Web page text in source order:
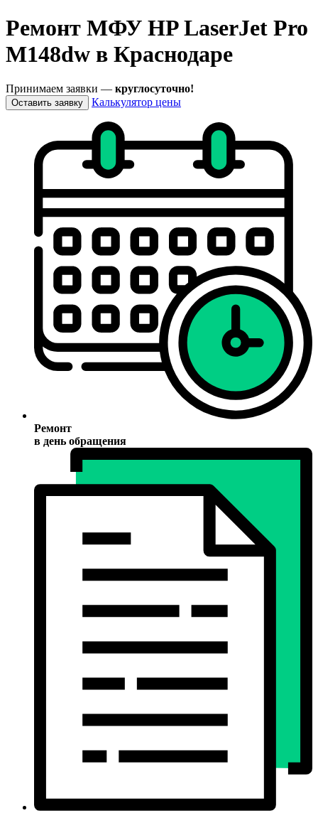
Ремонт МФУ HP LaserJet Pro
M148dw в Краснодаре
Принимаем заявки — круглосуточно!
Оставить заявку Калькулятор цены
Ремонт
в день обращения